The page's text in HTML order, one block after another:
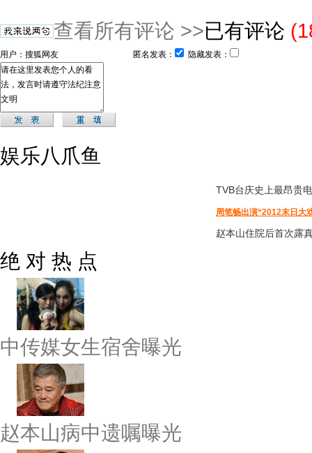
查看所有评论 >>已有评论
用户： 匿名发表： 隐藏发表：
娱乐八爪鱼
TVB台庆史上最昂贵
周笔畅出演“2012末日大
赵本山住院后首次露
绝 对 热 点
中传媒女生宿舍曝光
赵本山病中遗嘱曝光